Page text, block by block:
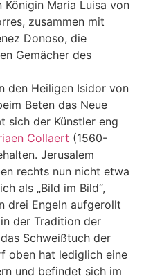
Maria Luisa von
zusammen mit
Donoso, die
Gemächer des
den Heiligen Isidor von
Beten das Neue
sich der Künstler eng
Collaert (1560-
Jerusalem
rechts nun nicht etwa
als „Bild im Bild“,
drei Engeln aufgerollt
der Tradition der
Schweißtuch der
oben hat lediglich eine
und befindet sich im